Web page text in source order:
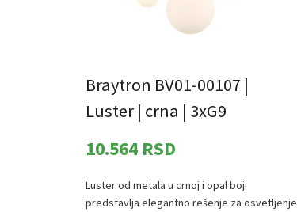
Braytron BV01-00107 |
Luster | crna | 3xG9
10.564 RSD
Luster od metala u crnoj i opal boji
predstavlja elegantno rešenje za osvetljenje